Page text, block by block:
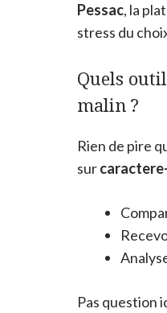
Pessac, la
stress du
Quels
malin ?
Rien de pire
sur
Pas question